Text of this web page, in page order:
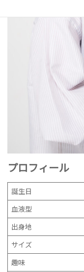
プロフィール
誕生日
血液型
出身地
サイズ
趣味